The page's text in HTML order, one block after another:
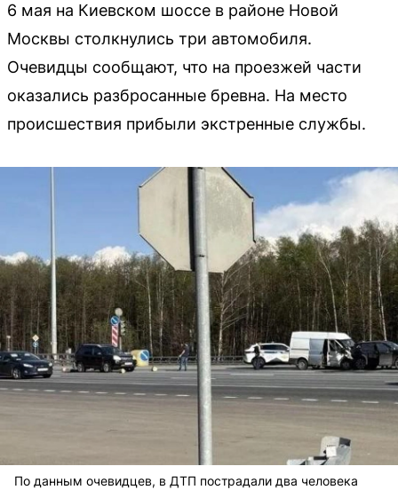
6 мая на Киевском шоссе в районе Новой
Москвы столкнулись три автомобиля.
Очевидцы сообщают, что на проезжей части
оказались разбросанные бревна. На место
происшествия прибыли экстренные службы.
По данным очевидцев, в ДТП пострадали два человека